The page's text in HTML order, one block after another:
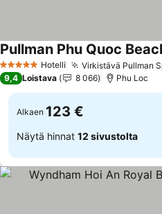
5 Tähtiluokitus
Hotelli Virkistävä Pullman
Pullman Phu Quoc
9,4 Loistava 8 066 Phu Loc
Alkaen 123 €
Näytä hinnat 12 sivustolta